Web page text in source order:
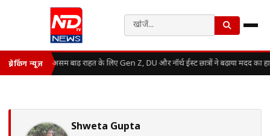
ब्रेकिंग न्यूज़ असम बाढ़ राहत के लिए Gen Z, DU और नॉर्थ ईस्ट छात्रों ने बढ़ाया मदद का
Shweta Gupta